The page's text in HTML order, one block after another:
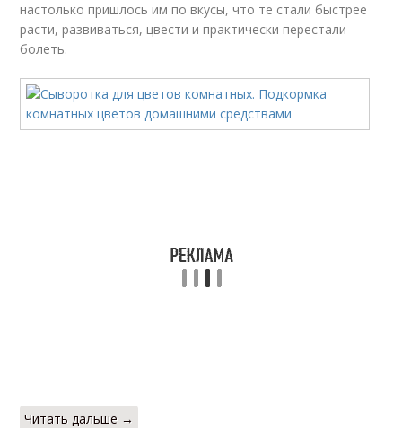
настолько пришлось им по вкусы, что те стали быстрее
расти, развиваться, цвести и практически перестали
болеть.
Читать дальше →